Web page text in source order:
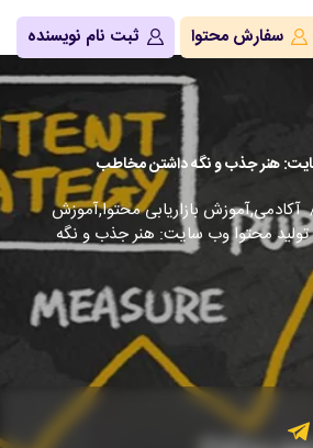
سفارش محتوا ثبت نام نویسنده
هنر جذب و نگه داشتن مخاطب
آکادمی,آموزش بازاریابی محتوا,آموزش
محتوا وب سایت: هنر جذب و نگه